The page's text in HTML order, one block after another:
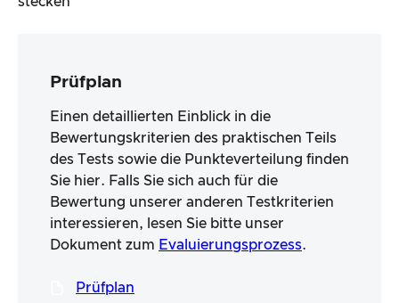
Prüfplan
Einen detaillierten Einblick in die
Bewertungskriterien des praktischen Teils
des Tests sowie die Punkteverteilung finden
Sie hier. Falls Sie sich auch für die
Bewertung unserer anderen Testkriterien
interessieren, lesen Sie bitte unser
Dokument zum Evaluierungsprozess.
Prüfplan